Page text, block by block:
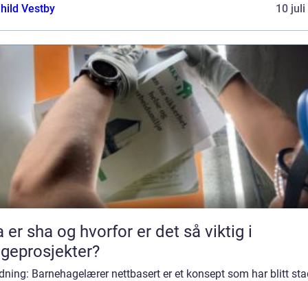
Vestby
10 juli
er sha og hvorfor er det så viktig i
Barnehagelærer nettbasert er et konsept som har blitt